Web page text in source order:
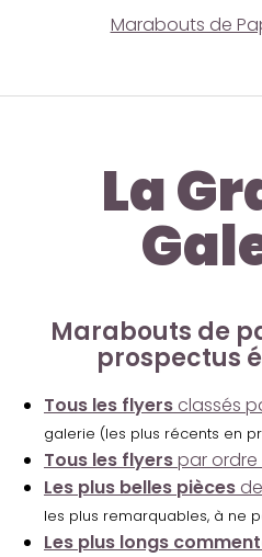
Marabouts de
La
Marabouts de
prospectus
Tous les flyers classés
galerie (les plus récents en
Tous les flyerspar
Les plus belles pièces
les plus remarquables, à ne
Les plus longs